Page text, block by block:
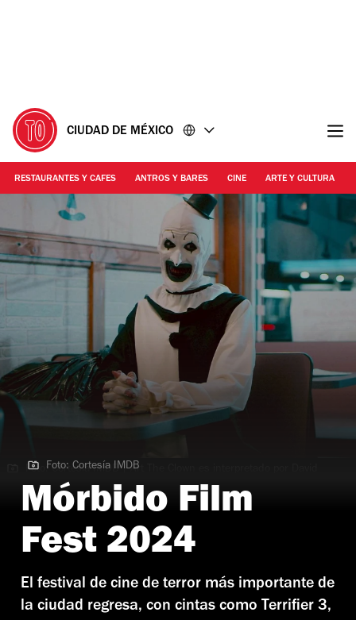
CIUDAD DE MÉXICO
RESTAURANTES Y CAFES ANTROS Y BARES CINE ARTE Y CULTURA
Foto: Cortesía IMDB | Art The Clown es interpretado por David
Howard Thornton
Foto: Cortesía IMDB
Mórbido Film
Fest 2024
El festival de cine de terror más importante de
la ciudad regresa, con cintas como Terrifier 3,